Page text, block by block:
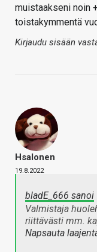
muistaakseni noin
toistakymmentä
Kirjaudu sisään
Hsalonen
19.8.2022
bladE_666 sanoi
Valmistaja
riittävästi mm.
Napsauta